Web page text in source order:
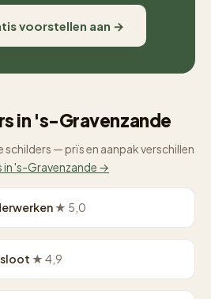
voorstellen aan →
in 's-Gravenzande
schilders — prïs en aanpak verschillen
in 's-Gravenzande →
★ 5,0
sloot ★ 4,9